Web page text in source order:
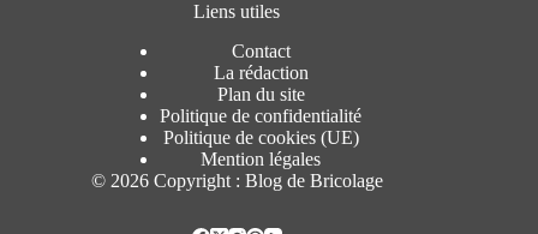
Liens utiles
Contact
La rédaction
Plan du site
Politique de confidentialité
Politique de cookies (UE)
Mention légales
© 2026 Copyright : Blog de Bricolage